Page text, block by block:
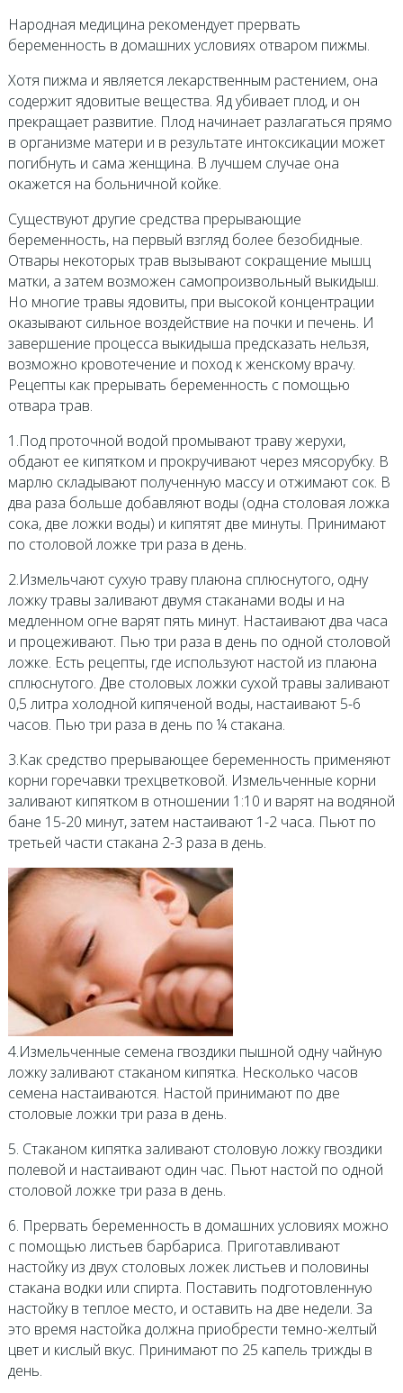
Народная медицина рекомендует прервать
беременность в домашних условиях отваром пижмы.
Хотя пижма и является лекарственным растением, она
содержит ядовитые вещества. Яд убивает плод, и он
прекращает развитие. Плод начинает разлагаться прямо
в организме матери и в результате интоксикации может
погибнуть и сама женщина. В лучшем случае она
окажется на больничной койке.
Существуют другие средства прерывающие
беременность, на первый взгляд более безобидные.
Отвары некоторых трав вызывают сокращение мышц
матки, а затем возможен самопроизвольный выкидыш.
Но многие травы ядовиты, при высокой концентрации
оказывают сильное воздействие на почки и печень. И
завершение процесса выкидыша предсказать нельзя,
возможно кровотечение и поход к женскому врачу.
Рецепты как прерывать беременность с помощью
отвара трав.
1.Под проточной водой промывают траву жерухи,
обдают ее кипятком и прокручивают через мясорубку. В
марлю складывают полученную массу и отжимают сок. В
два раза больше добавляют воды (одна столовая ложка
сока, две ложки воды) и кипятят две минуты. Принимают
по столовой ложке три раза в день.
2.Измельчают сухую траву плаюна сплюснутого, одну
ложку травы заливают двумя стаканами воды и на
медленном огне варят пять минут. Настаивают два часа
и процеживают. Пью три раза в день по одной столовой
ложке. Есть рецепты, где используют настой из плаюна
сплюснутого. Две столовых ложки сухой травы заливают
0,5 литра холодной кипяченой воды, настаивают 5-6
часов. Пью три раза в день по ¼ стакана.
3.Как средство прерывающее беременность применяют
корни горечавки трехцветковой. Измельченные корни
заливают кипятком в отношении 1:10 и варят на водяной
бане 15-20 минут, затем настаивают 1-2 часа. Пьют по
третьей части стакана 2-3 раза в день.
4.Измельченные семена гвоздики пышной одну чайную
ложку заливают стаканом кипятка. Несколько часов
семена настаиваются. Настой принимают по две
столовые ложки три раза в день.
5. Стаканом кипятка заливают столовую ложку гвоздики
полевой и настаивают один час. Пьют настой по одной
столовой ложке три раза в день.
6. Прервать беременность в домашних условиях можно
с помощью листьев барбариса. Приготавливают
настойку из двух столовых ложек листьев и половины
стакана водки или спирта. Поставить подготовленную
настойку в теплое место, и оставить на две недели. За
это время настойка должна приобрести темно-желтый
цвет и кислый вкус. Принимают по 25 капель трижды в
день.